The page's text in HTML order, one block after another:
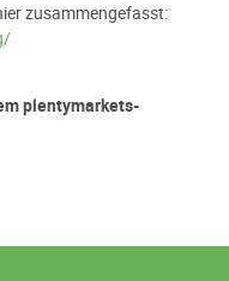
zusammengefasst:
plentymarkets-